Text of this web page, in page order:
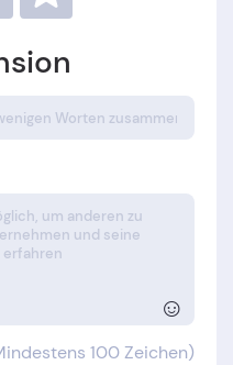
☺
100 Zeichen)